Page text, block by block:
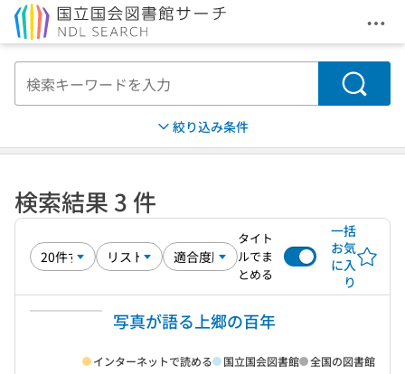
メ
検索
絞り込み条件
検索結果 3 件
タイト
ルでま
とめる
一括
お気
に入
り
写真が語る上郷の百年
インターネットで読める 国立国会図書館 全国の図書館